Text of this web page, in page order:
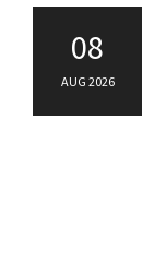
08
AUG 2026